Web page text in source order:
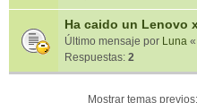
Ha caido un Lenovo
Último mensaje por Luna «
Respuestas: 2
Mostrar temas previos: